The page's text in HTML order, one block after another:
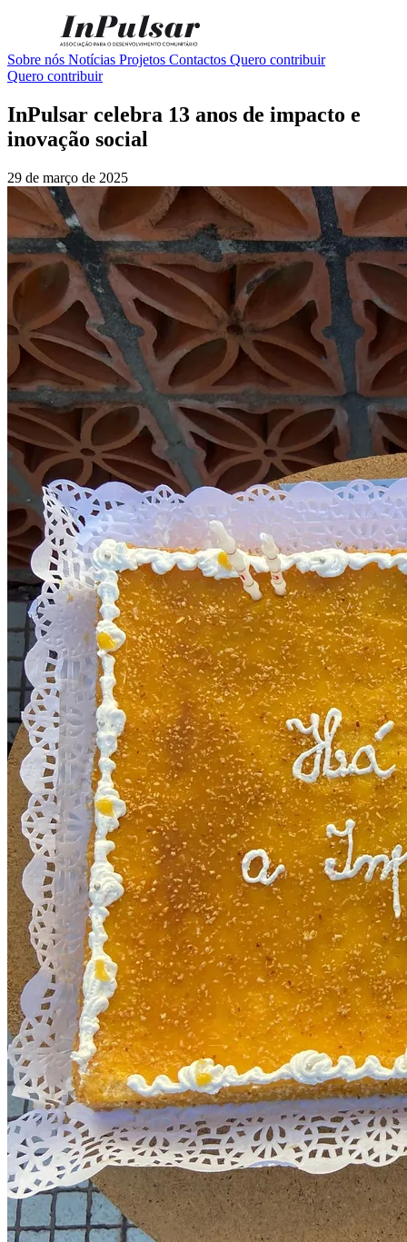
Sobre nós Notícias Projetos Contactos Quero contribuir
Quero contribuir
InPulsar celebra 13 anos de impacto e
inovação social
29 de março de 2025